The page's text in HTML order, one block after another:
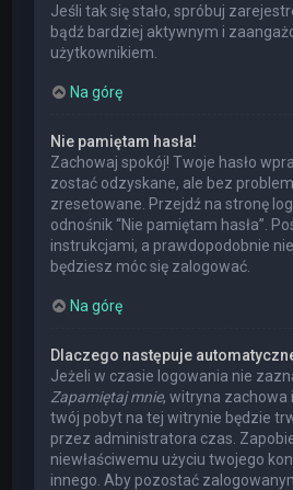
Jeśli tak się stało, spróbuj
bądź bardziej aktywnym i
użytkownikiem.
Na górę
Nie pamiętam hasła!
Zachowaj spokój! Twoje hasło
zostać odzyskane, ale bez
zresetowane. Przejdź na stronę
odnośnik “Nie pamiętam hasła”.
instrukcjami, a prawdopodobnie
będziesz móc się zalogować.
Na górę
Dlaczego następuje
Jeżeli w czasie logowania nie
Zapamiętaj mnie, witryna zachowa
twój pobyt na tej witrynie będzie
przez administratora czas.
niewłaściwemu użyciu twojego
innego. Aby pozostać